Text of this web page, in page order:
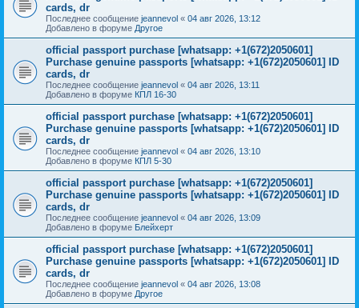
cards, dr
Последнее сообщение jeannevol « 04 авг 2026, 13:12
Добавлено в форуме Другое
official passport purchase [whatsapp: +1(672)2050601]
Purchase genuine passports [whatsapp: +1(672)2050601] ID
cards, dr
Последнее сообщение jeannevol « 04 авг 2026, 13:11
Добавлено в форуме КПЛ 16-30
official passport purchase [whatsapp: +1(672)2050601]
Purchase genuine passports [whatsapp: +1(672)2050601] ID
cards, dr
Последнее сообщение jeannevol « 04 авг 2026, 13:10
Добавлено в форуме КПЛ 5-30
official passport purchase [whatsapp: +1(672)2050601]
Purchase genuine passports [whatsapp: +1(672)2050601] ID
cards, dr
Последнее сообщение jeannevol « 04 авг 2026, 13:09
Добавлено в форуме Блейхерт
official passport purchase [whatsapp: +1(672)2050601]
Purchase genuine passports [whatsapp: +1(672)2050601] ID
cards, dr
Последнее сообщение jeannevol « 04 авг 2026, 13:08
Добавлено в форуме Другое